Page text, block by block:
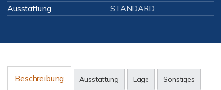
Ausstattung
STANDARD
Beschreibung Ausstattung Lage Sonstiges